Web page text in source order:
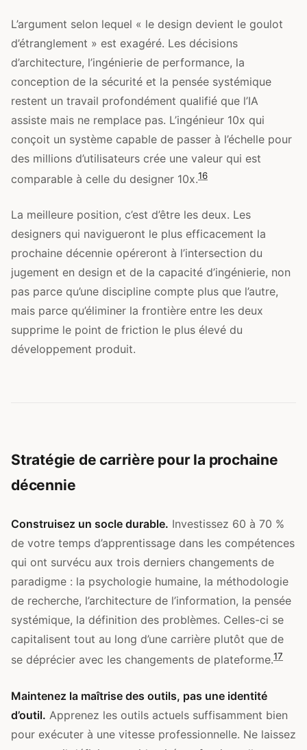
L’argument selon lequel « le design devient le goulot
d’étranglement » est exagéré. Les décisions
d’architecture, l’ingénierie de performance, la
conception de la sécurité et la pensée systémique
restent un travail profondément qualifié que l’IA
assiste mais ne remplace pas. L’ingénieur 10x qui
conçoit un système capable de passer à l’échelle pour
des millions d’utilisateurs crée une valeur qui est
comparable à celle du designer 10x.16
La meilleure position, c’est d’être les deux. Les
designers qui navigueront le plus efficacement la
prochaine décennie opéreront à l’intersection du
jugement en design et de la capacité d’ingénierie, non
pas parce qu’une discipline compte plus que l’autre,
mais parce qu’éliminer la frontière entre les deux
supprime le point de friction le plus élevé du
développement produit.
Stratégie de carrière pour la prochaine
décennie
Construisez un socle durable. Investissez 60 à 70 %
de votre temps d’apprentissage dans les compétences
qui ont survécu aux trois derniers changements de
paradigme : la psychologie humaine, la méthodologie
de recherche, l’architecture de l’information, la pensée
systémique, la définition des problèmes. Celles-ci se
capitalisent tout au long d’une carrière plutôt que de
se déprécier avec les changements de plateforme.17
Maintenez la maîtrise des outils, pas une identité
d’outil. Apprenez les outils actuels suffisamment bien
pour exécuter à une vitesse professionnelle. Ne laissez